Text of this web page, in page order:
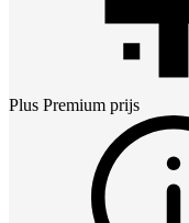
Plus Premium prijs